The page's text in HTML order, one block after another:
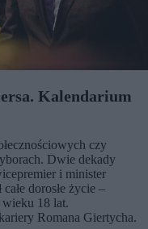
Kalendarium
czy
Dwie dekady
i minister
dorosłe życie –
wieku 18 lat.
Romana Giertycha.